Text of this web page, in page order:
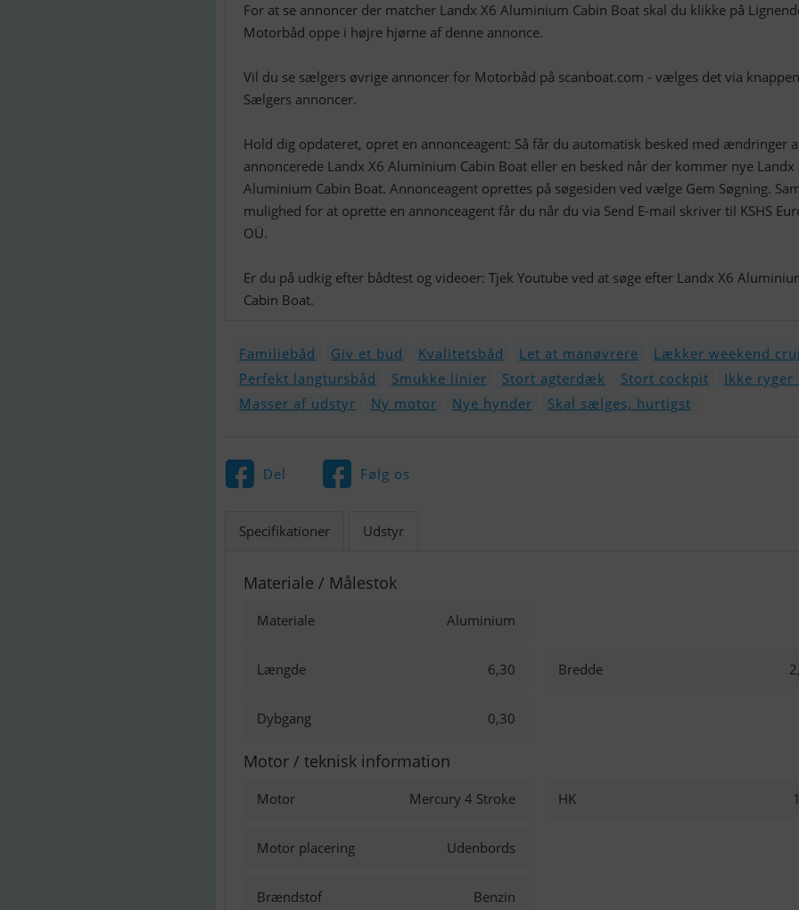
For at se annoncer der matcher Landx X6 Aluminium Cabin Boat skal du klikke på
Motorbåd oppe i højre hjørne af denne annonce.
Vil du se sælgers øvrige annoncer for Motorbåd på scanboat.com - vælges det via
Sælgers annoncer.
Hold dig opdateret, opret en annonceagent: Så får du automatisk besked med ændringer
annoncerede Landx X6 Aluminium Cabin Boat eller en besked når der kommer nye Landx
Aluminium Cabin Boat. Annonceagent oprettes på søgesiden ved vælge Gem Søgning.
mulighed for at oprette en annonceagent får du når du via Send E-mail skriver til KSHS
OÜ.
Er du på udkig efter bådtest og videoer: Tjek Youtube ved at søge efter Landx X6
Familiebåd Giv et bud Kvalitetsbåd Let at manøvrere
Lækker weekend
Perfekt langtursbåd
Smukke linier Stort agterdæk Stort cockpit
Ikke ryger
Masser af udstyr
Ny motor Nye hynder Skal sælges, hurtigst
Del Følg os
Specifikationer Udstyr
Materiale / Målestok
Materiale Aluminium
Længde 6,30 Bredde
Dybgang 0,30
Motor / teknisk information
Motor Mercury 4 Stroke HK
Motor placering Udenbords
Brændstof Benzin